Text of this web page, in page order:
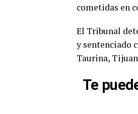
cometidas en
El Tribunal
y sentenciado
Taurina,
Te